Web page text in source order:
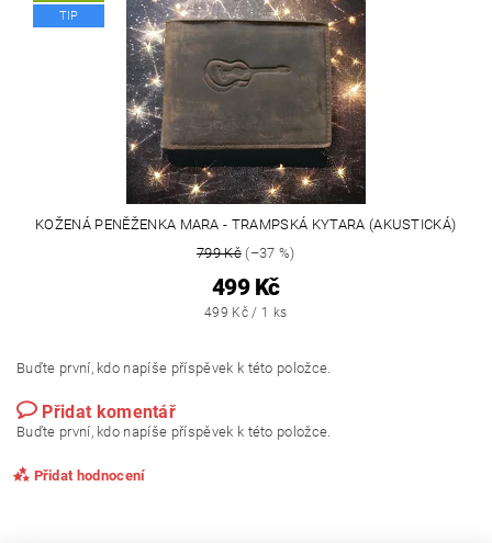
TIP
KOŽENÁ PENĚŽENKA MARA - TRAMPSKÁ KYTARA (AKUSTICKÁ)
799 Kč(–37 %)
499 Kč
499 Kč / 1 ks
Buďte první, kdo napíše příspěvek k této položce.
Přidat komentář
Buďte první, kdo napíše příspěvek k této položce.
Přidat hodnocení